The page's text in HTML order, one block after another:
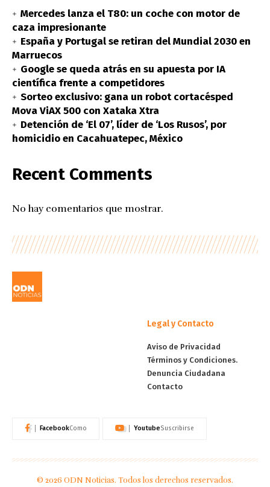
Mercedes lanza el T80: un coche con motor de
caza impresionante
España y Portugal se retiran del Mundial 2030 en
Marruecos
Google se queda atrás en su apuesta por IA
científica frente a competidores
Sorteo exclusivo: gana un robot cortacésped
Mova ViAX 500 con Xataka Xtra
Detención de ‘El 07’, líder de ‘Los Rusos’, por
homicidio en Cacahuatepec, México
Recent Comments
No hay comentarios que mostrar.
Legal y Contacto
Aviso de Privacidad
Términos y Condiciones.
Denuncia Ciudadana
Contacto
FacebookComo YoutubeSuscribirse
© 2026 ODN Noticias. Todos los derechos reservados.